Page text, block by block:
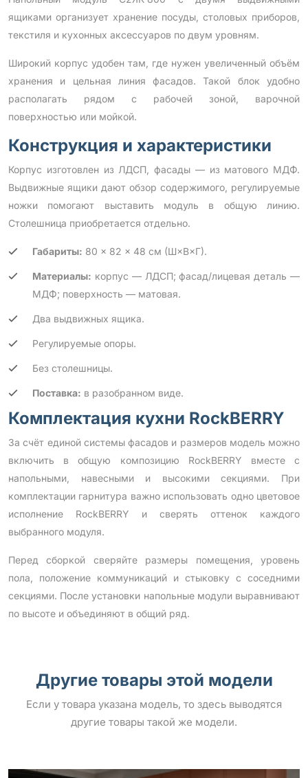
ящиками организует хранение посуды, столовых приборов,
текстиля и кухонных аксессуаров по двум уровням.
Широкий корпус удобен там, где нужен увеличенный объём
хранения и цельная линия фасадов. Такой блок удобно
располагать рядом с рабочей зоной, варочной
поверхностью или мойкой.
Конструкция и характеристики
Корпус изготовлен из ЛДСП, фасады — из матового МДФ.
Выдвижные ящики дают обзор содержимого, регулируемые
ножки помогают выставить модуль в общую линию.
Столешница приобретается отдельно.
Габариты: 80 × 82 × 48 см (Ш×В×Г).
Материалы: корпус — ЛДСП; фасад/лицевая деталь —
МДФ; поверхность — матовая.
Два выдвижных ящика.
Регулируемые опоры.
Без столешницы.
Поставка: в разобранном виде.
Комплектация кухни RockBERRY
За счёт единой системы фасадов и размеров модель можно
включить в общую композицию RockBERRY вместе с
напольными, навесными и высокими секциями. При
комплектации гарнитура важно использовать одно цветовое
исполнение RockBERRY и сверять оттенок каждого
выбранного модуля.
Перед сборкой сверяйте размеры помещения, уровень
пола, положение коммуникаций и стыковку с соседними
секциями. После установки напольные модули выравнивают
по высоте и объединяют в общий ряд.
Другие товары этой модели
Если у товара указана модель, то здесь выводятся
другие товары такой же модели.